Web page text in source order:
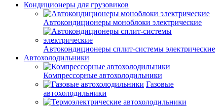
Кондиционеры для грузовиков
Автокондиционеры моноблоки электрические
Автокондиционеры сплит-системы электрические
Автохолодильники
Компрессорные автохолодильники
Газовые
автохолодильники